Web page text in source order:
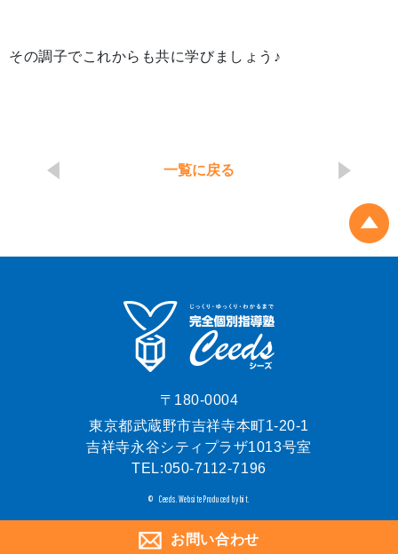
その調子でこれからも共に学びましょう♪
一覧に戻る
〒180-0004
東京都武蔵野市吉祥寺本町1-20-1
吉祥寺永谷シティプラザ1013号室
TEL:050-7112-7196
お問い合わせ
© Ceeds.Website Produced by bit.